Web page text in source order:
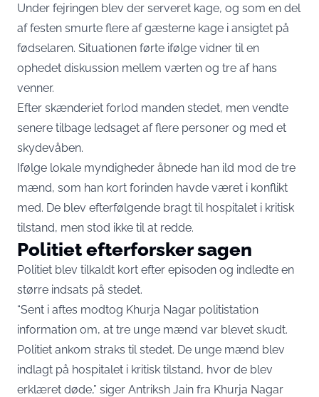
Under fejringen blev der serveret kage, og som en del
af festen smurte flere af gæsterne kage i ansigtet på
fødselaren. Situationen førte ifølge vidner til en
ophedet diskussion mellem værten og tre af hans
venner.
Efter skænderiet forlod manden stedet, men vendte
senere tilbage ledsaget af flere personer og med et
skydevåben.
Ifølge lokale myndigheder åbnede han ild mod de tre
mænd, som han kort forinden havde været i konflikt
med. De blev efterfølgende bragt til hospitalet i kritisk
tilstand, men stod ikke til at redde.
Politiet efterforsker sagen
Politiet blev tilkaldt kort efter episoden og indledte en
større indsats på stedet.
“Sent i aftes modtog Khurja Nagar politistation
information om, at tre unge mænd var blevet skudt.
Politiet ankom straks til stedet. De unge mænd blev
indlagt på hospitalet i kritisk tilstand, hvor de blev
erklæret døde,” siger Antriksh Jain fra Khurja Nagar